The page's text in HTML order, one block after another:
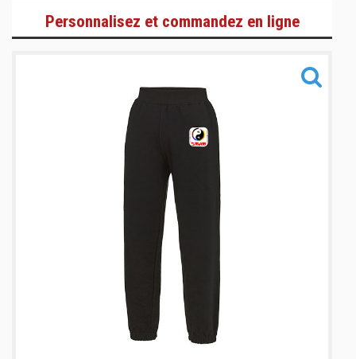
Gamme Training
Personnalisez et commandez en ligne